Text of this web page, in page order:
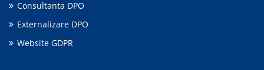
Consultanta DPO
Externalizare DPO
Website GDPR